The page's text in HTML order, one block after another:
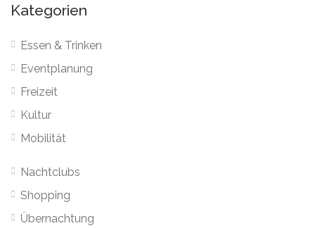
Kategorien
Essen & Trinken
Eventplanung
Freizeit
Kultur
Mobilität
Nachtclubs
Shopping
Übernachtung